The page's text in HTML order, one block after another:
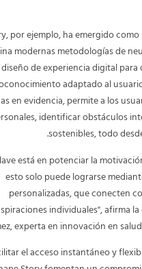
por ejemplo, ha emergido
modernas metodologías de
de experiencia digital
adaptado al
en evidencia, permite a los
identificar obstáculos
sostenibles, todo
está en potenciar la
esto solo puede lograrse
personalizadas, que conecten
individuales", afirma
experta en innovación en
el acceso instantáneo y